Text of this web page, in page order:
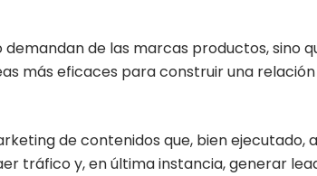
de las marcas productos, sino
más eficaces para construir una relación
de contenidos que, bien ejecutado,
tráfico y, en última instancia, generar